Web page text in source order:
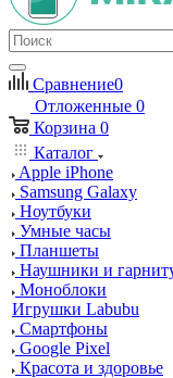
Сравнение0
Отложенные 0
Корзина 0
Каталог
Apple iPhone
Samsung Galaxy
Ноутбуки
Умные часы
Планшеты
Наушники и
Моноблоки
Игрушки Labubu
Смартфоны
Google Pixel
Красота и здоровье